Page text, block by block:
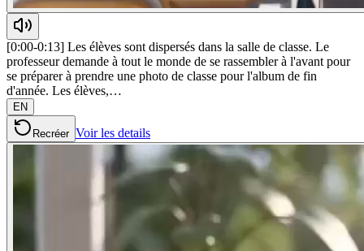
[0:00-0:13] Les élèves sont dispersés dans la salle de classe. Le
professeur demande à tout le monde de se rassembler à l'avant pour
se préparer à prendre une photo de classe pour l'album de fin
d'année. Les élèves,…
EN
Recréer Voir les details